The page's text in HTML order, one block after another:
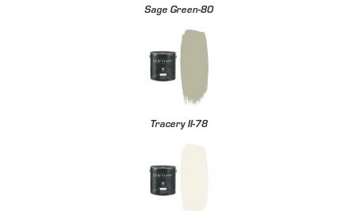
Sage Green-80
Tracery II-78